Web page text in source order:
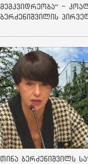
მემკვიდრეობა“ -
ბერძენიშვილის
თინა ბერძენიშვილს